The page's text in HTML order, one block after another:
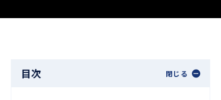
目次 閉じる